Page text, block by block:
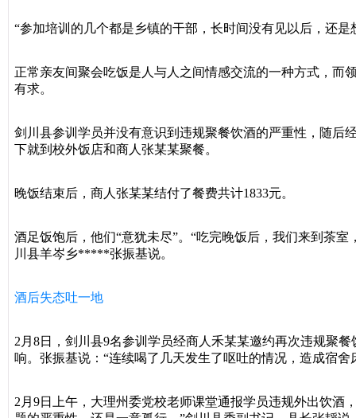
“参加培训的几个都是乡镇的干部，长时间没有见以后，还
正常亲友间聚会吃饭是人与人之间情感交流的一种方式，而
有求。
剑川县参训学员并没有意识到违规聚餐饮酒的严重性，随后
下就到校外饭店和商人张某某聚餐。
晚饭结束后，商人张某某结付了餐费共计1833元。
酒足饭饱后，他们“意犹未尽”。“吃完晚饭后，我们来到茶
川县羊岑乡*****张振基说。
酒后失态吐一地
2月8日，剑川县9名参训学员经商人禾某某邀约再次违规聚
响。张振基说：“连续喝了几天发生了呕吐的情况，造成宿
2月9日上午，大理州委党校老师课堂通报学员违规外出饮酒